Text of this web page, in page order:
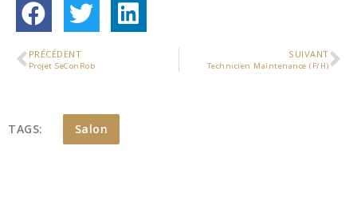
PRÉCÉDENT
Projet SeConRob
SUIVANT
Technicien Maintenance (F/H)
TAGS: Salon